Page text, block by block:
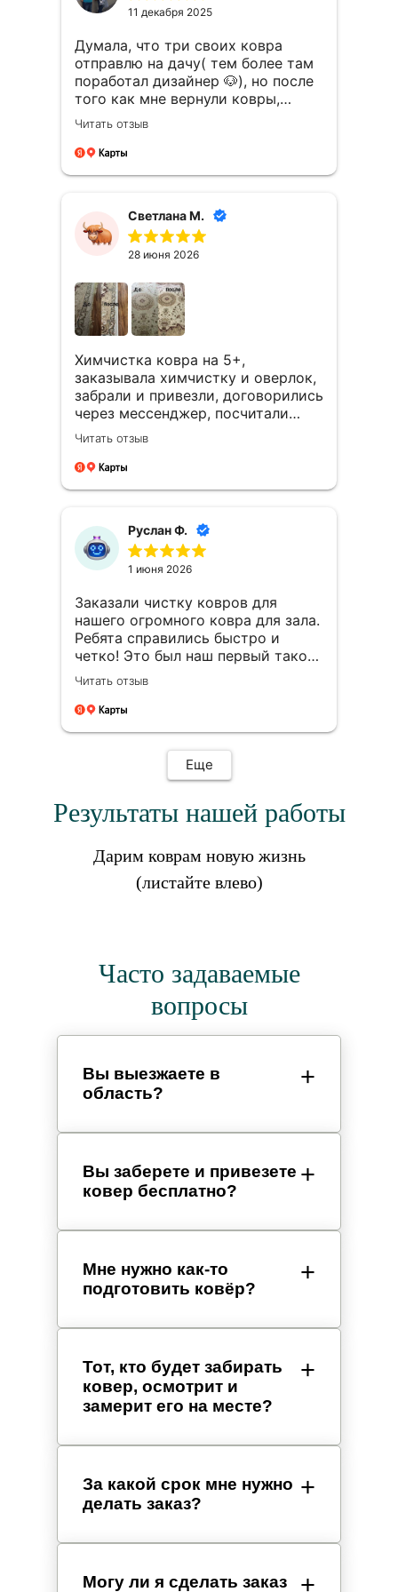
и процветания вашей
фирме.Спасибо!!!
11 декабря 2025
Думала, что три своих ковра
отправлю на дачу( тем более там
поработал дизайнер 🐶), но после
того как мне вернули ковры,
которые стали как новые, рука не
поднялась это сделать😁. Хочу
выразить благодарность всему
ребята ,которые выгребают грязь
с вековых ковров. Вы молодцы 👏!
Так держать!
Читать отзыв
Светлана М.
28 июня 2026
Химчистка ковра на 5+,
заказывала химчистку и оверлок,
забрали и привезли, договорились
через мессенджер, посчитали
стоимость, оплата после чистки
Ковров, довольна результатом
ооочень, спасибо огромное
Читать отзыв
Руслан Ф.
1 июня 2026
Заказали чистку ковров для
нашего огромного ковра для зала.
Ребята справились быстро и
четко! Это был наш первый такой
опыт и мы остались довольны,
спасибо!
Читать отзыв
Еще
Результаты нашей работы
Дарим коврам новую жизнь
(листайте влево)
Часто задаваемые
вопросы
Вы выезжаете в
область?
Вы заберете и привезете
ковер бесплатно?
Мне нужно как-то
подготовить ковёр?
Тот, кто будет забирать
ковер, осмотрит и
замерит его на месте?
За какой срок мне нужно
делать заказ?
Могу ли я сделать заказ